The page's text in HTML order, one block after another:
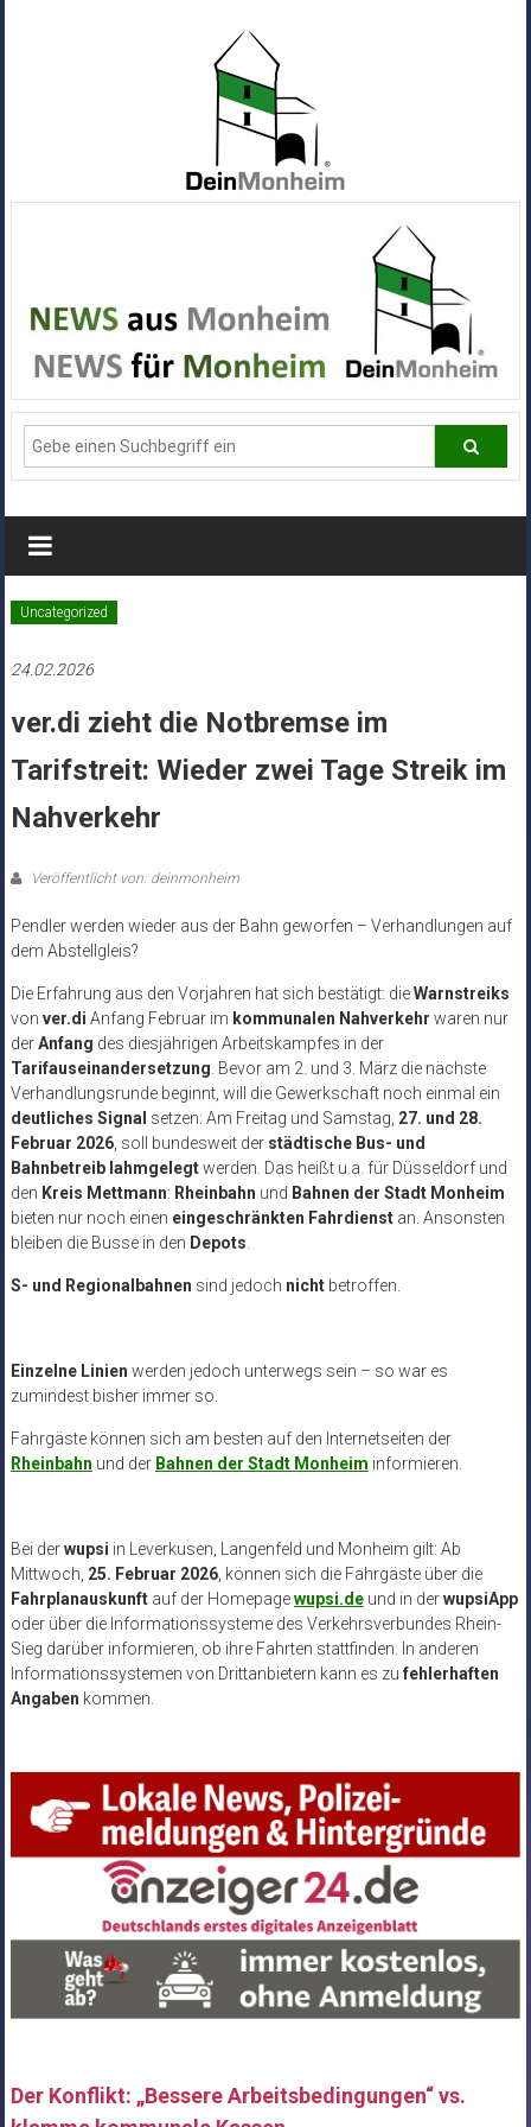
Alle
News
aus
Deiner
Stadt
Monheim
Uncategorized
24.02.2026
ver.di zieht die Notbremse im
Tarifstreit: Wieder zwei Tage Streik im
Nahverkehr
Veröffentlicht von: deinmonheim
Pendler werden wieder aus der Bahn geworfen – Verhandlungen auf
dem Abstellgleis?
Die Erfahrung aus den Vorjahren hat sich bestätigt: dieWarnstreiks
von ver.di Anfang Februar im kommunalen Nahverkehr waren nur
derAnfang des diesjährigen Arbeitskampfes in der
Tarifauseinandersetzung . Bevor am 2. und 3. März die nächste
Verhandlungsrunde beginnt, will die Gewerkschaft noch einmal ein
deutliches Signal setzen: Am Freitag und Samstag, 27. und 28.
Februar 2026, soll bundesweit der städtische Bus- und
Bahnbetreib lahmgelegtwerden. Das heißt u.a. für Düsseldorf und
den Kreis Mettmann: Rheinbahn und Bahnen der Stadt Monheim
bieten nur noch einen eingeschränkten Fahrdienstan. Ansonsten
bleiben die Busse in den Depots
S- und Regionalbahnen sind jedoch nichtbetroffen.
Einzelne Linien werden jedoch unterwegs sein – so war es
zumindest bisher immer so.
Fahrgäste können sich am besten auf den Internetseiten der
Rheinbahn und der Bahnen der Stadt Monheim informieren.
Bei derwupsi in Leverkusen, Langenfeld und Monheim gilt: Ab
Mittwoch, 25. Februar 2026, können sich die Fahrgäste über die
Fahrplanauskunftauf der Homepagewupsi.deund in derwupsiApp
oder über die Informationssysteme des Verkehrsverbundes Rhein-
Sieg darüber informieren, ob ihre Fahrten stattfinden. In anderen
Informationssystemen von Drittanbietern kann es zu fehlerhaften
Angaben kommen.
Der Konflikt: „Bessere Arbeitsbedingungen“ vs.